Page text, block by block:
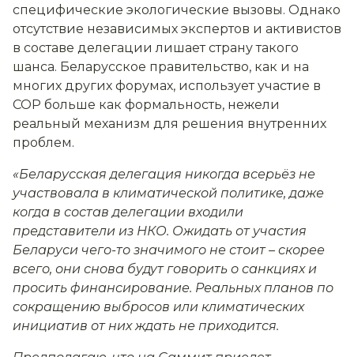
специфические экологические вызовы. Однако
отсутствие независимых экспертов и активистов
в составе делегации лишает страну такого
шанса. Беларусское правительство, как и на
многих других форумах, использует участие в
COP больше как формальность, нежели
реальный механизм для решения внутренних
проблем.
«Беларусская делегация никогда всерьёз не
участвовала в климатической политике, даже
когда в состав делегации входили
представители из НКО. Ожидать от участия
Беларуси чего-то значимого не стоит – скорее
всего, они снова будут говорить о санкциях и
просить финансирование. Реальных планов по
сокращению выбросов или климатических
инициатив от них ждать не приходится.